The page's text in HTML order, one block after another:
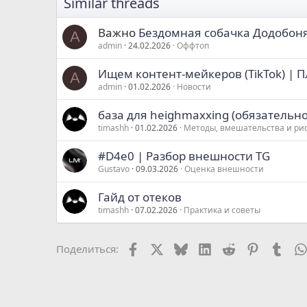
A Важно Бездомная собачка
admin 24.02.2026 Оффтоп
A Ищем контент-мейкеров (TikTok)
admin 01.02.2026 Новости
база для heighmaxxing
timashh 01.02.2026 Методы, вмешательства и
#D4e0 | Разбор внешности TG
Gustavo 09.03.2026 Оценка внешности
Гайд от отеков
timashh 07.02.2026 Практика и советы
Поделиться: Facebook BlueskyLinkedIn
Reddit Pinterest